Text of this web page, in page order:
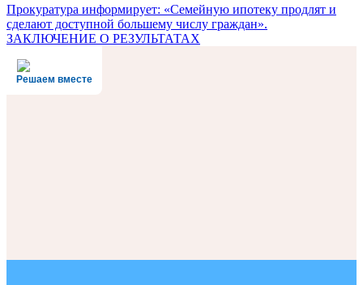
Навигация
по
записям
Прокуратура информирует: «Семейную ипотеку продлят и
сделают доступной большему числу граждан».
ЗАКЛЮЧЕНИЕ О РЕЗУЛЬТАТАХ
Решаем вместе